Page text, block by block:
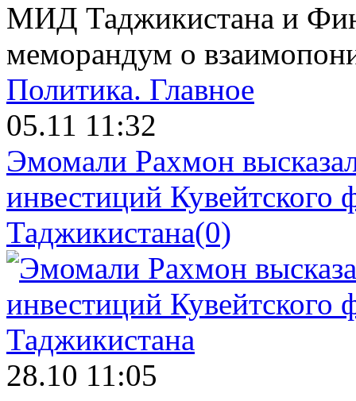
МИД Таджикистана и
меморандум о
Политика. Главное
05.11 11:32
Эмомали Рахмон
инвестиций Кувейтского
Таджикистана(0)
28.10 11:05